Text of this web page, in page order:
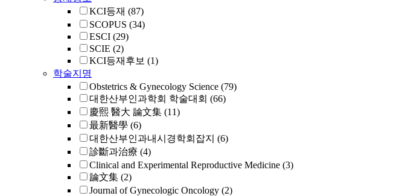
KCI등재 (87)
SCOPUS (34)
ESCI (29)
SCIE (2)
KCI등재후보 (1)
학술지명
Obstetrics & Gynecology Science (79)
대한산부인과학회 학술대회 (66)
慶熙 醫大 論文集 (11)
最新醫學 (6)
대한산부인과내시경학회잡지 (6)
診斷과治療 (4)
Clinical and Experimental Reproductive Medicine (3)
論文集 (2)
Journal of Gynecologic Oncology (2)